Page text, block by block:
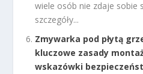
wiele osób nie zdaje sobie
szczegóły...
Zmywarka pod płytą
kluczowe zasady
wskazówki